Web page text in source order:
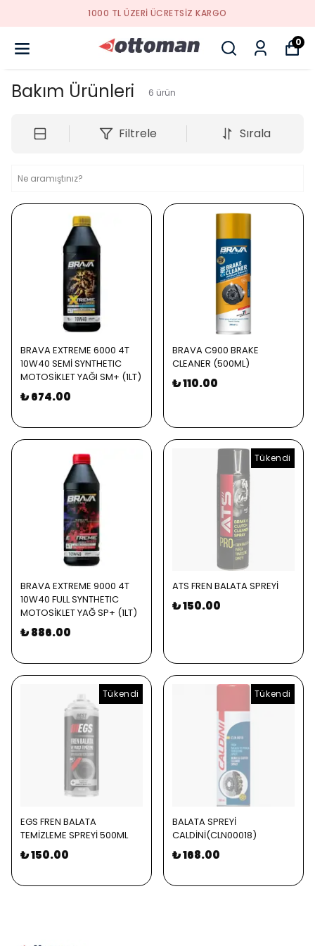
ÜZERI ÜCRETSIZ KARGO
0
Bakım Ürünleri 6 ürün
Filtrele Sırala
BRAVA EXTREME 6000 4T
10W40 SEMİ SYNTHETIC
MOTOSİKLET YAĞI SM+ (1LT)
₺ 674.00
BRAVA C900 BRAKE
CLEANER (500ML)
₺ 110.00
BRAVA EXTREME 9000 4T
10W40 FULL SYNTHETIC
MOTOSİKLET YAĞ SP+ (1LT)
₺ 886.00
Tükendi
ATS FREN BALATA SPREYİ
₺ 150.00
Tükendi
EGS FREN BALATA
TEMİZLEME SPREYİ 500ML
₺ 150.00
Tükendi
BALATA SPREYİ
CALDİNİ(CLN00018)
₺ 168.00